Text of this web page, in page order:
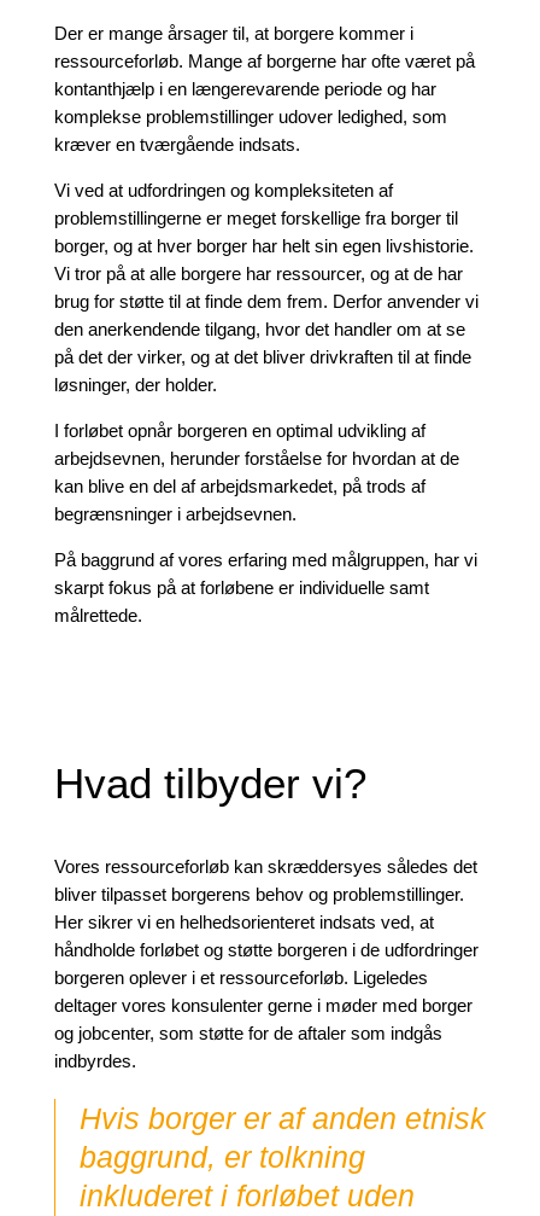
Der er mange årsager til, at borgere kommer i
ressourceforløb. Mange af borgerne har ofte været på
kontanthjælp i en længerevarende periode og har
komplekse problemstillinger udover ledighed, som
kræver en tværgående indsats.
Vi ved at udfordringen og kompleksiteten af
problemstillingerne er meget forskellige fra borger til
borger, og at hver borger har helt sin egen livshistorie.
Vi tror på at alle borgere har ressourcer, og at de har
brug for støtte til at finde dem frem. Derfor anvender vi
den anerkendende tilgang, hvor det handler om at se
på det der virker, og at det bliver drivkraften til at finde
løsninger, der holder.
I forløbet opnår borgeren en optimal udvikling af
arbejdsevnen, herunder forståelse for hvordan at de
kan blive en del af arbejdsmarkedet, på trods af
begrænsninger i arbejdsevnen.
På baggrund af vores erfaring med målgruppen, har vi
skarpt fokus på at forløbene er individuelle samt
målrettede.
Hvad tilbyder vi?
Vores ressourceforløb kan skræddersyes således det
bliver tilpasset borgerens behov og problemstillinger.
Her sikrer vi en helhedsorienteret indsats ved, at
håndholde forløbet og støtte borgeren i de udfordringer
borgeren oplever i et ressourceforløb. Ligeledes
deltager vores konsulenter gerne i møder med borger
og jobcenter, som støtte for de aftaler som indgås
indbyrdes.
Hvis borger er af anden etnisk
baggrund, er tolkning
inkluderet i forløbet uden